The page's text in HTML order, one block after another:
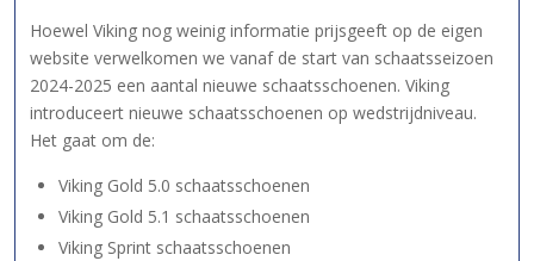
Hoewel Viking nog weinig informatie prijsgeeft op de eigen
website verwelkomen we vanaf de start van schaatsseizoen
2024-2025 een aantal nieuwe schaatsschoenen. Viking
introduceert nieuwe schaatsschoenen op wedstrijdniveau.
Het gaat om de:
Viking Gold 5.0 schaatsschoenen
Viking Gold 5.1 schaatsschoenen
Viking Sprint schaatsschoenen